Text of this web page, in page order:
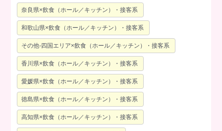
奈良県×飲食（ホール／キッチン）・接客系
和歌山県×飲食（ホール／キッチン）・接客系
その他-四国エリア×飲食（ホール／キッチン）・接客系
香川県×飲食（ホール／キッチン）・接客系
愛媛県×飲食（ホール／キッチン）・接客系
徳島県×飲食（ホール／キッチン）・接客系
高知県×飲食（ホール／キッチン）・接客系